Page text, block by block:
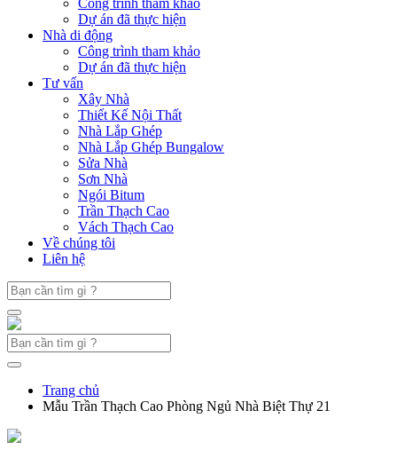
Dự án đã thực hiện
Nhà di động
Công trình tham khảo
Dự án đã thực hiện
Tư vấn
Xây Nhà
Thiết Kế Nội Thất
Nhà Lắp Ghép
Nhà Lắp Ghép Bungalow
Sửa Nhà
Sơn Nhà
Ngói Bitum
Trần Thạch Cao
Vách Thạch Cao
Về chúng tôi
Liên hệ
Trang chủ
Mẫu Trần Thạch Cao Phòng Ngủ Nhà Biệt Thự 21